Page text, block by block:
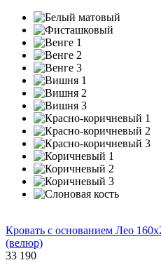
Кровать с основанием Лео
(велюр)
33 190